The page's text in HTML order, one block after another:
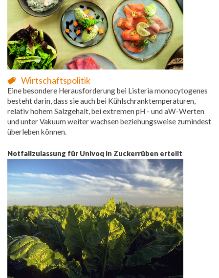
Wirtschaftspolitik
Eine besondere Herausforderung bei Listeria monocytogenes
besteht darin, dass sie auch bei Kühlschranktemperaturen,
relativ hohem Salzgehalt, bei extremen pH - und aW-Werten
und unter Vakuum weiter wachsen beziehungsweise zumindest
überleben können.
Notfallzulassung für Univoq in Zuckerrüben erteilt